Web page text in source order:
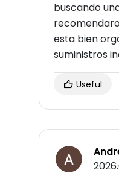
buscando
esta bien
suministros
Useful